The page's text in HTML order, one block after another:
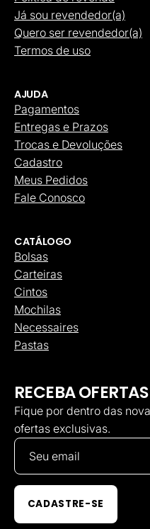
Já sou revendedor(a)
Quero ser revendedor(a)
Termos de uso
AJUDA
Pagamentos
Entregas e Prazos
Trocas e Devoluções
Cadastro
Meus Pedidos
Fale Conosco
CATÁLOGO
Bolsas
Carteiras
Cintos
Mochilas
Necessaires
Pastas
RECEBA OFERTAS
Fique por dentro das
ofertas exclusivas.
CADASTRE-SE